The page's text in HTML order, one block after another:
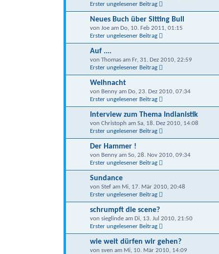
Erster ungelesener Beitrag
Neues Buch über Sitting Bull
von Joe am Do, 10. Feb 2011, 01:15
Erster ungelesener Beitrag
Auf ....
von Thomas am Fr, 31. Dez 2010, 22:59
Erster ungelesener Beitrag
Weihnacht
von Benny am Do, 23. Dez 2010, 07:34
Erster ungelesener Beitrag
Interview zum Thema Indianistik
von Christoph am Sa, 18. Dez 2010, 14:08
Erster ungelesener Beitrag
Der Hammer !
von Benny am So, 28. Nov 2010, 09:34
Erster ungelesener Beitrag
Sundance
von Stef am Mi, 17. Mär 2010, 20:48
Erster ungelesener Beitrag
schrumpft die scene?
von sieglinde am Di, 13. Jul 2010, 21:50
Erster ungelesener Beitrag
wie weit dürfen wir gehen?
von sven am Mi, 10. Mär 2010, 14:09